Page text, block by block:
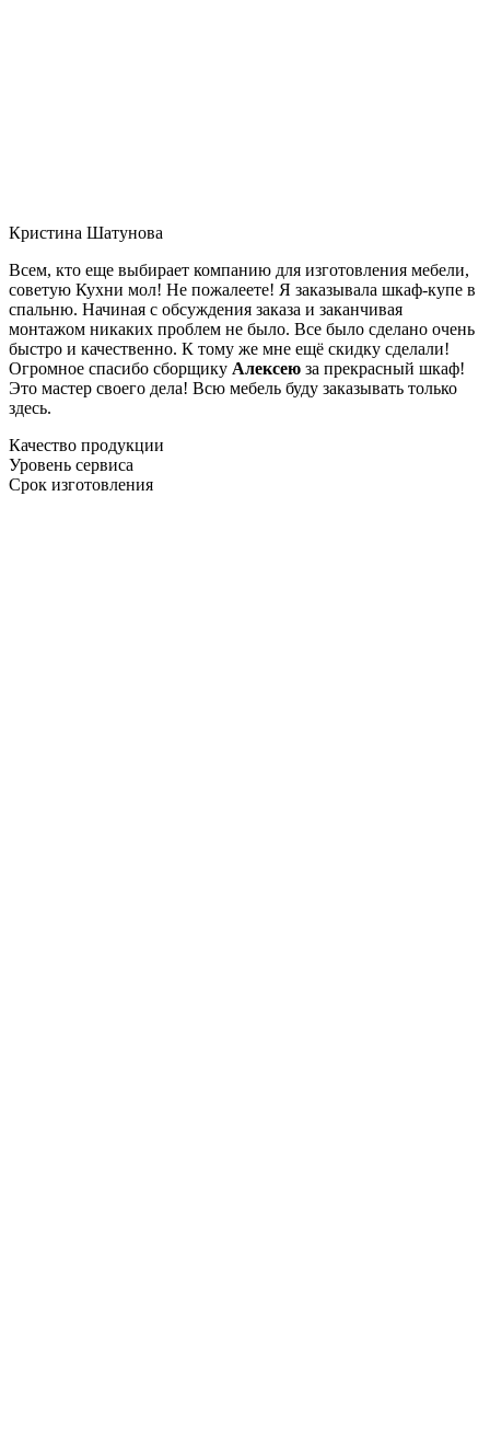
Кристина Шатунова
Всем, кто еще выбирает компанию для изготовления мебели,
советую Кухни мол! Не пожалеете! Я заказывала шкаф-купе в
спальню. Начиная с обсуждения заказа и заканчивая
монтажом никаких проблем не было. Все было сделано очень
быстро и качественно. К тому же мне ещё скидку сделали!
Огромное спасибо сборщику Алексею за прекрасный шкаф!
Это мастер своего дела! Всю мебель буду заказывать только
здесь.
Качество продукции
Уровень сервиса
Срок изготовления